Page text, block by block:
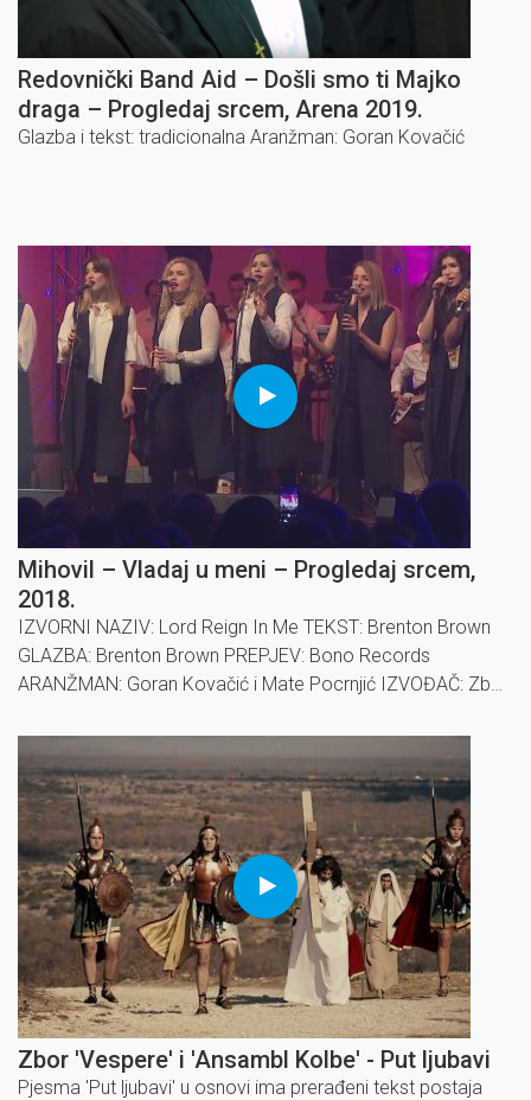
Redovnički Band Aid – Došli smo ti Majko
draga – Progledaj srcem, Arena 2019.
Glazba i tekst: tradicionalna Aranžman: Goran Kovačić
Mihovil – Vladaj u meni – Progledaj srcem,
2018.
IZVORNI NAZIV: Lord Reign In Me TEKST: Brenton Brown
GLAZBA: Brenton Brown PREPJEV: Bono Records
ARANŽMAN: Goran Kovačić i Mate Pocrnjić IZVOĐAČ: Zbor
Laudato televiziju, održat će se u subotu 11. svibnja 2019.
g.
Zbor 'Vespere' i 'Ansambl Kolbe' - Put ljubavi
Pjesma 'Put ljubavi' u osnovi ima prerađeni tekst postaja